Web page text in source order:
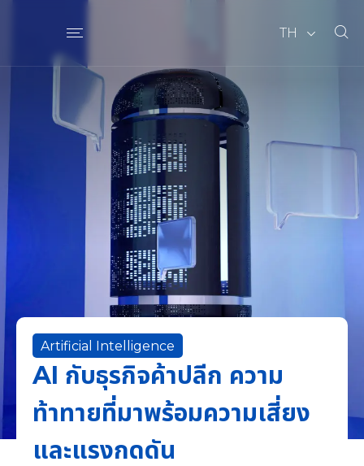
TH
Artificial Intelligence
AI กับธุรกิจค้าปลีก ความ
ท้าทายที่มาพร้อมความเสี่ยง
และแรงกดดัน